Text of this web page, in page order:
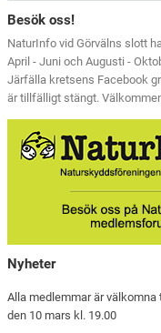
Besök oss!
NaturInfo vid Görvälns slott
April - Juni och Augusti -
Järfälla kretsens Facebook
är tillfälligt stängt.
Nyheter
Alla medlemmar är
den 10 mars kl. 19.00